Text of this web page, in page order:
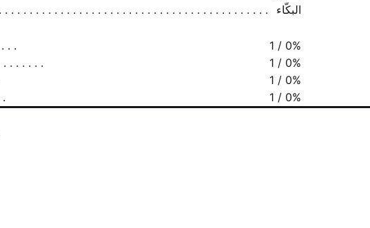
البكّاء
1 / 0%
1 / 0%
1 / 0%
1 / 0%